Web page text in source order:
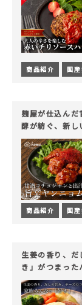
商品紹介 国
麹屋が仕込ん
酵が紡ぐ、新し
商品紹介 国
生姜の香り、
き」がつまった